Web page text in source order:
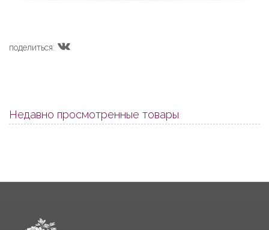
поделиться:
Недавно просмотренные товары